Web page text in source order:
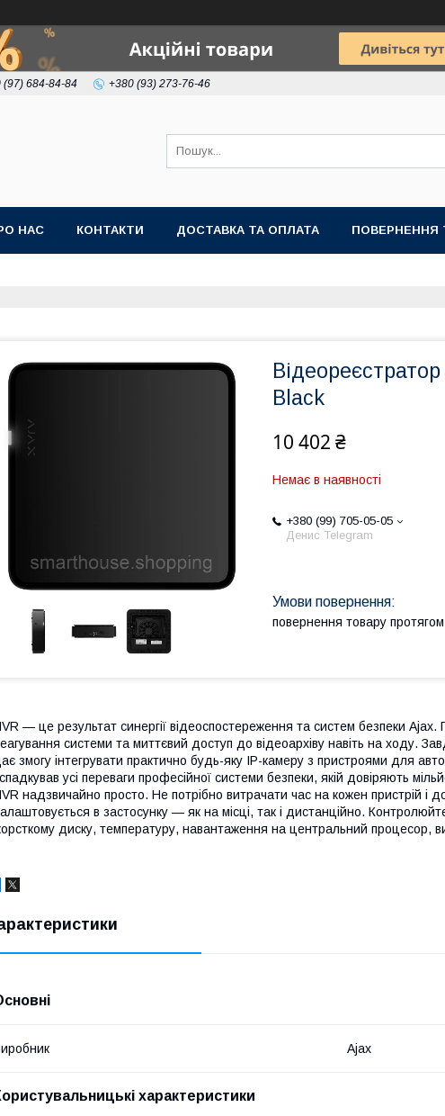
(97) 684-84-84 +380 (93) 273-76-46
НАС КОНТАКТИ ДОСТАВКА ТА ОПЛАТА ПОВЕРНЕННЯ
Black
10 402 ₴
Немає в наявності
+380 (99) 705-05-05
Денис Telegram
повернення товару
— це результат синергії відеоспостереження та систем безпеки Ajax.
системи та миттєвий доступ до відеоархіву навіть на ходу.
змогу інтегрувати практично будь-яку IP-камеру з пристроями для
усі переваги професійної системи безпеки, якій довіряють
надзвичайно просто. Не потрібно витрачати час на кожен пристрій і
в застосунку — як на місці, так і дистанційно.
диску, температуру, навантаження на центральний процесор,
Ajax
характеристики